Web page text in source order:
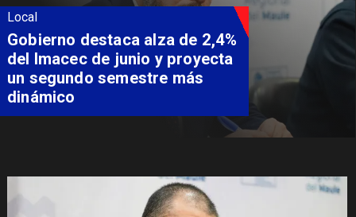
destaca alza de 2,4%
Imacec de junio y proyecta
segundo semestre más